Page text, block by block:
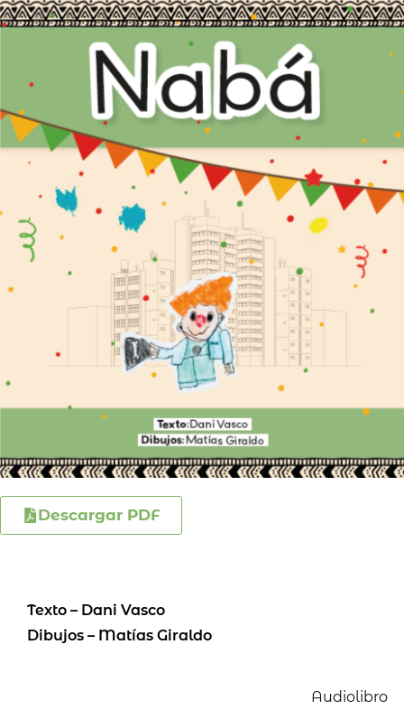
Descargar PDF
Texto – Dani Vasco
Dibujos – Matías Giraldo
Audiolibro